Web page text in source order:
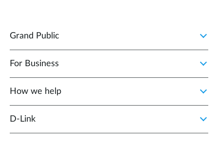
Grand Public
For Business
How we help
D‑Link